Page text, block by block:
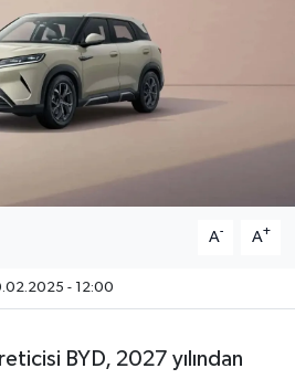
A- A+
- 12:00
BYD, 2027 yılından